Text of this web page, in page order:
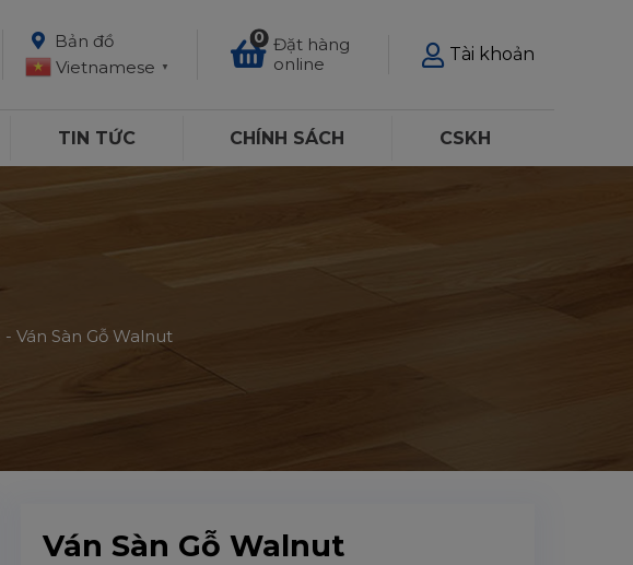
Bản đồ
Vietnamese
▼
0 Đặt hàng
online
Tài khoản
TIN TỨC CHÍNH SÁCH CSKH
- Ván Sàn Gỗ Walnut
Ván Sàn Gỗ Walnut